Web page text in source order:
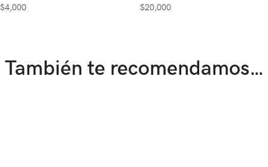
$4,000 $20,000
También te recomendamos…